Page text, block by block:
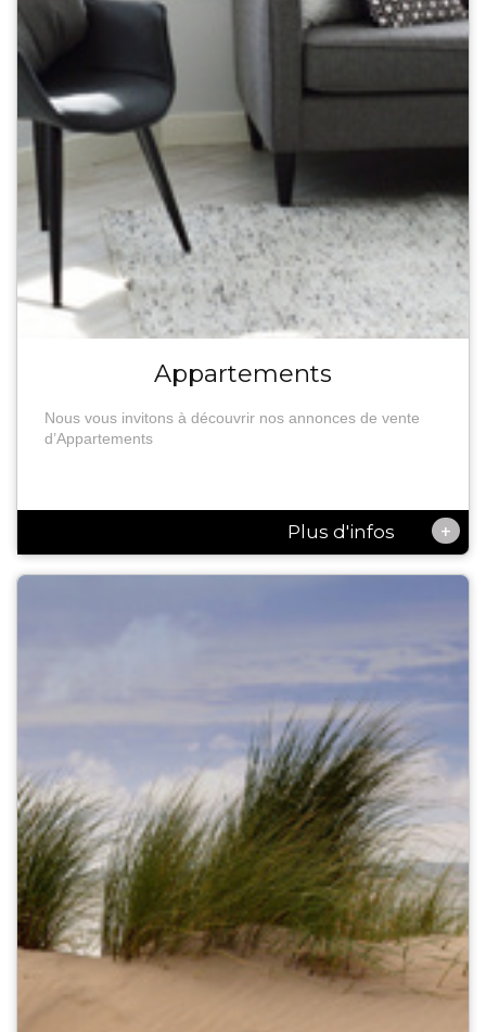
Appartements
Nous vous invitons à découvrir nos annonces de vente
d’Appartements
Plus d'infos +